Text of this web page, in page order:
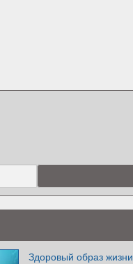
Здоровый образ жизни